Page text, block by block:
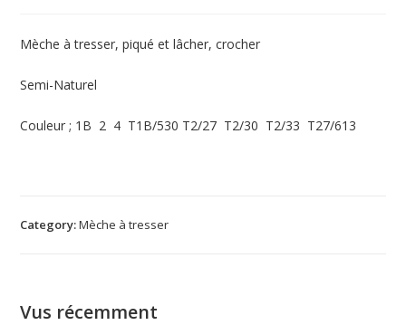
Mèche à tresser, piqué et lâcher, crocher
Semi-Naturel
Couleur ; 1B 2 4 T1B/530 T2/27 T2/30 T2/33 T27/613
Category:Mèche à tresser
Vus récemment